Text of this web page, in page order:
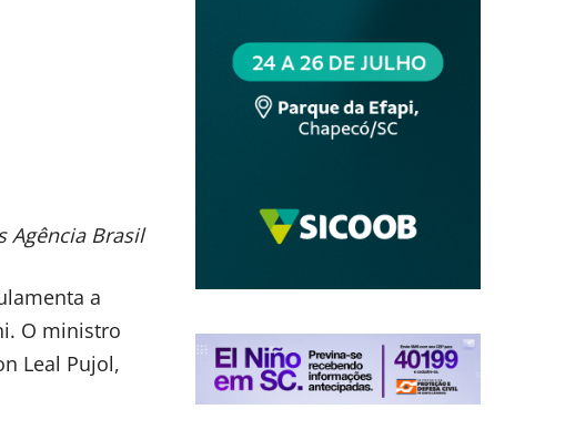
Agência Brasil
a
O ministro
Leal Pujol,